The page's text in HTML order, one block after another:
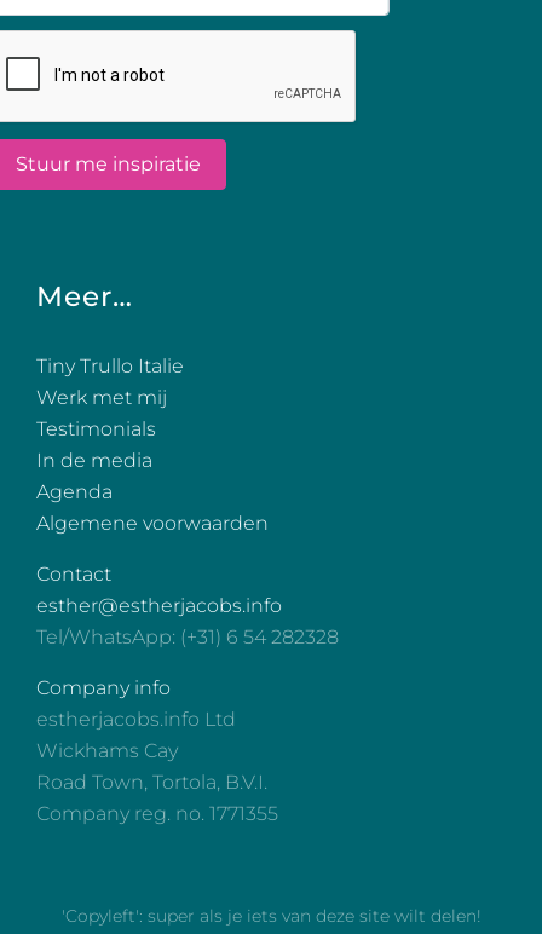
Meer…
Tiny Trullo Italie
Werk met mij
Testimonials
In de media
Agenda
Algemene voorwaarden
Contact
esther@estherjacobs.info
Tel/WhatsApp: (+31) 6 54 282328
Company info
estherjacobs.info Ltd
Wickhams Cay
Road Town, Tortola, B.V.I.
Company reg. no. 1771355
'Copyleft': super als je iets van deze site wilt delen!